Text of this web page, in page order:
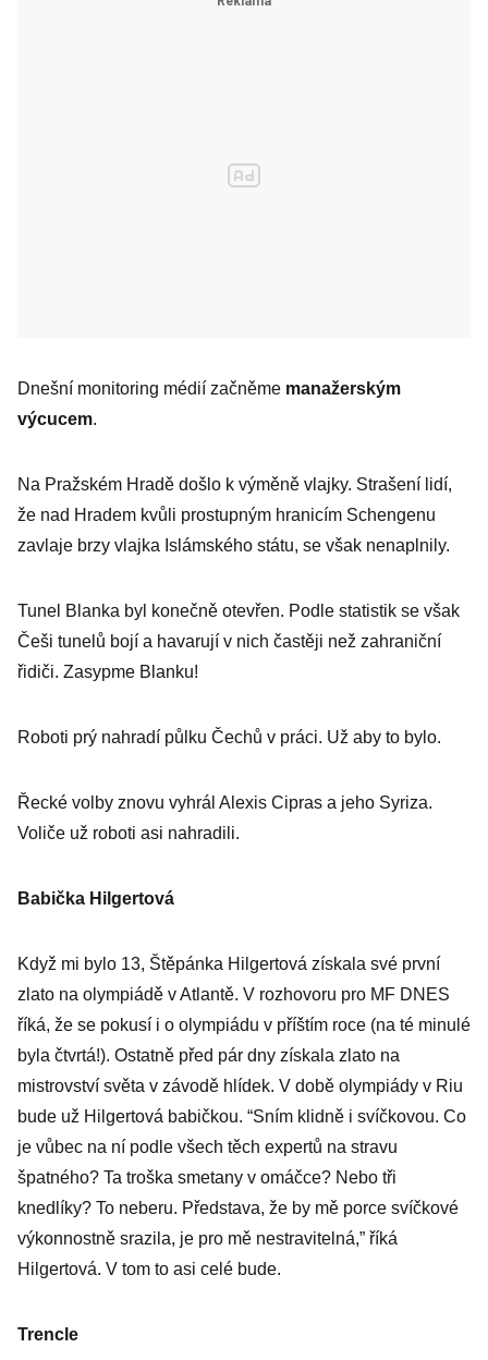
Dnešní monitoring médií začněme manažerským
výcucem.
Na Pražském Hradě došlo k výměně vlajky. Strašení lidí,
že nad Hradem kvůli prostupným hranicím Schengenu
zavlaje brzy vlajka Islámského státu, se však nenaplnily.
Tunel Blanka byl konečně otevřen. Podle statistik se však
Češi tunelů bojí a havarují v nich častěji než zahraniční
řidiči. Zasypme Blanku!
Roboti prý nahradí půlku Čechů v práci. Už aby to bylo.
Řecké volby znovu vyhrál Alexis Cipras a jeho Syriza.
Voliče už roboti asi nahradili.
Babička Hilgertová
Když mi bylo 13, Štěpánka Hilgertová získala své první
zlato na olympiádě v Atlantě. V rozhovoru pro MF DNES
říká, že se pokusí i o olympiádu v příštím roce (na té minulé
byla čtvrtá!). Ostatně před pár dny získala zlato na
mistrovství světa v závodě hlídek. V době olympiády v Riu
bude už Hilgertová babičkou. “Sním klidně i svíčkovou. Co
je vůbec na ní podle všech těch expertů na stravu
špatného? Ta troška smetany v omáčce? Nebo tři
knedlíky? To neberu. Představa, že by mě porce svíčkové
výkonnostně srazila, je pro mě nestravitelná,” říká
Hilgertová. V tom to asi celé bude.
Trencle